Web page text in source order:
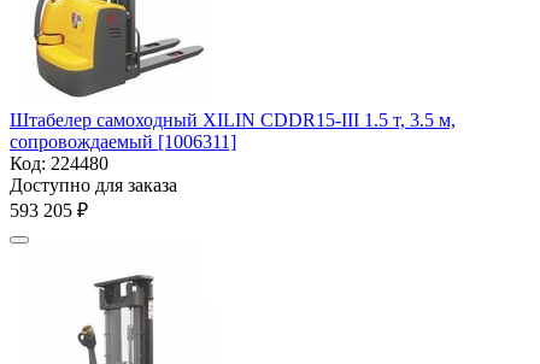
Штабелер самоходный XILIN CDDR15-III 1.5 т, 3.5 м,
сопровождаемый [1006311]
Код: 224480
Доступно для заказа
593 205 ₽